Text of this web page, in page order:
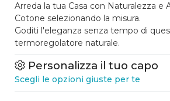
Arreda la tua Casa con Naturalezza e
Cotone selezionando la misura.
Goditi l'eleganza senza tempo di
termoregolatore naturale.
Personalizza il tuo capo
Scegli le opzioni giuste per te